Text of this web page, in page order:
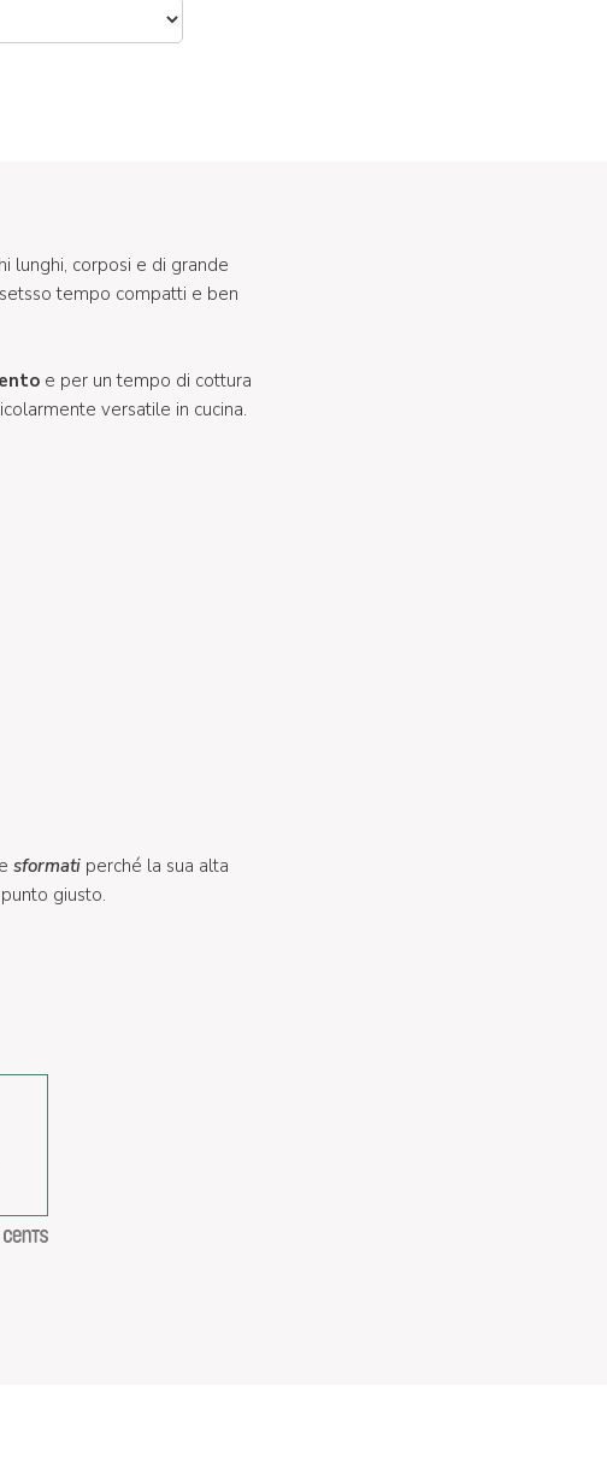
lunghi, corposi e di grande
tempo compatti e ben
e per un tempo di cottura
versatile in cucina.
e sformatiperché la sua alta
giusto.